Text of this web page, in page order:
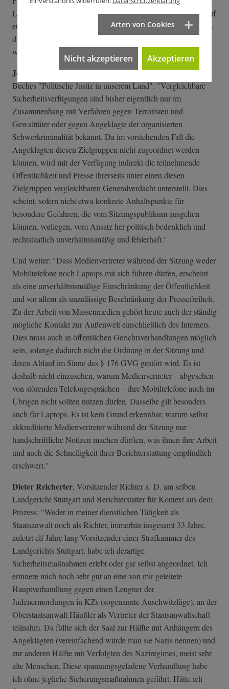
Londons Oberbürgermeister mit einem Wasserwerfer-Probelauf
etwas Platz schaffen – oder besinnt sich das Landgericht noch,
die ursprünglich 25 Berichterstatter-Plätze aufzufüllen und
weitere 14 JournalistInnen zuzulassen?"
Jörg Lang
, Stuttgarter Anwalt und Herausgeber des Kontext-
Buches "Politische Justiz in unserem Land": "Vergleichbare
Sicherheitsverfügungen sind bisher eigentlich nur im
Zusammenhang mit Verfahren gegen Terroristen und
Gewalttäter oder gegen Angeklagte der organisierten
Schwerkriminalität bekannt. Da im vorstehenden Fall die
Angeklagten diesen Zielgruppen nicht zugeordnet werden
können, wird mit der Verfügung indirekt die teilnehmende
Öffentlichkeit und Presse ihrerseits unter einen diesen
Zielgruppen vergleichbaren Generalverdacht unterstellt. Dies
scheint, sofern nicht etwa konkrete Anhaltspunkte für
besondere Gefahren, die vom Sitzungspublikum ausgehen
können, vorliegen, vom Ansatz her politisch bedenklich und
rechtstaatlich unverhältnismäßig und fehlerhaft."
Und weiter: "Dass Medienvertreter während der Sitzung weder
Mobiltelefone noch Laptops mit sich führen dürfen, erscheint
als eine unverhältnismäßige Einschränkung der Öffentlichkeit
und vor allem als unzulässige Beschränkung der Pressefreiheit.
Zu der Arbeit von Massenmedien gehört heute auch der ständig
mögliche Kontakt zur Außenwelt einschließlich des Internets.
Dies muss auch in öffentlichen Gerichtsverhandlungen möglich
sein, solange dadurch nicht die Ordnung in der Sitzung und
deren Ablauf im Sinne des § 176 GVG gestört wird. Es ist
deshalb nicht einzusehen, warum Medienvertreter – abgesehen
von störenden Telefongesprächen – ihre Mobiltelefone auch im
Übrigen nicht sollten nutzen dürfen. Dasselbe gilt besonders
auch für Laptops. Es ist kein Grund erkennbar, warum selbst
akkreditierte Medienvertreter während der Sitzung nur
handschriftliche Notizen machen dürften, was ihnen ihre Arbeit
und auch die Schnelligkeit ihrer Berichterstattung empfindlich
erschwert."
Dieter Reicherter, Vorsitzender Richter a. D. am selben
Landgericht Stuttgart und Berichterstatter für Kontext aus dem
Prozess: "Weder in meiner dienstlichen Tätigkeit als
Staatsanwalt noch als Richter, immerhin insgesamt 33 Jahre,
zuletzt elf Jahre lang Vorsitzender einer Strafkammer des
Landgerichts Stuttgart, habe ich derartige
Sicherheitsmaßnahmen erlebt oder gar selbst angeordnet. Ich
erinnere mich noch sehr gut an eine von mir geleitete
Hauptverhandlung gegen einen Leugner der
Judenermordungen in KZs (sogenannte Auschwitzlüge), an der
Oberstaatsanwalt Häußler als Vertreter der Staatsanwaltschaft
teilnahm. Da füllte sich der Saal zur Hälfte mit Anhängern des
Angeklagten (vereinfachend würde man sie Nazis nennen) und
zur anderen Hälfte mit Verfolgten des Naziregimes, meist sehr
alte Menschen. Diese spannungsgeladene Verhandlung habe
ich ohne jegliche Sicherungsmaßnahmen geführt. Hätte ich
Arten von Cookies
Nicht akzeptieren Akzeptieren